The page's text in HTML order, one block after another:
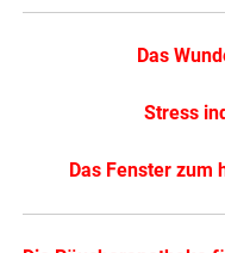
Das
Stress
Das Fenster zum